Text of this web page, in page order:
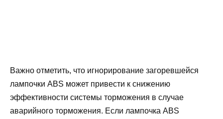
Важно отметить, что игнорирование загоревшейся
лампочки ABS может привести к снижению
эффективности системы торможения в случае
аварийного торможения. Если лампочка ABS